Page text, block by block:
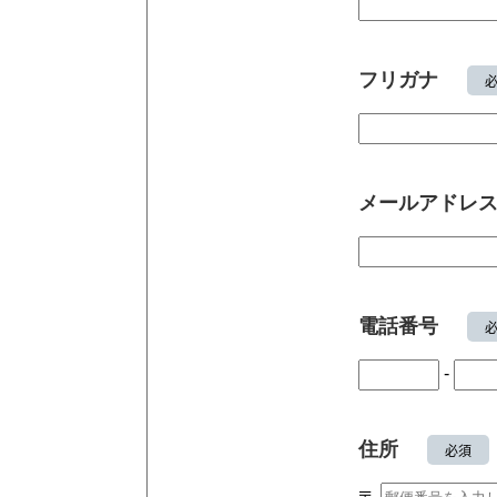
フリガナ
メールアドレス
電話番号
-
住所 必須